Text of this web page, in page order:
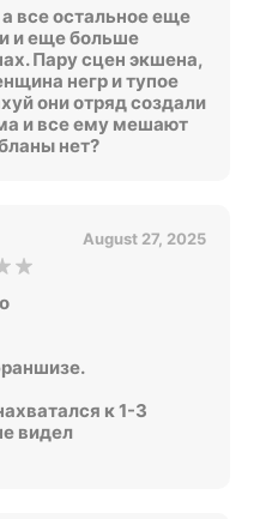
все остальное еще
и еще больше
Пару сцен экшена,
негр и тупое
они отряд создали
и все ему мешают
нет?
August 27, 2025
к 1-3
видел